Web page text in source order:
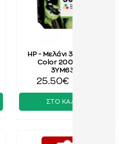
HP - Μελάνι 305XL, Tri-
Color 200 Pages
3YM63AE
25.50€
ΣΤΟ ΚΑΛΑΘΙ